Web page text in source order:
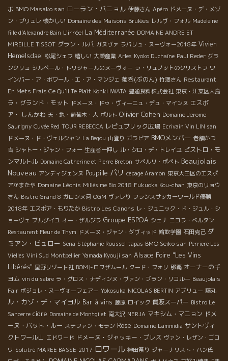
ボ BMO Masako san ローラン・バニョル 伊藤さん Apéro ドメーヌ・デ・メゾ
ン・ブリュレ 懐かしい Domaine des Maisons Brulées レルヴ・フォル Madeleine
fille d'Alexandre Bain L'irréel La Méditerranée DOMAINE ANDRE ET
MIREILLE TISSOT グラン・ルパ ガヌヴァ ラパリュ・ヌーヴォー2018年 Vivien
Hemelsdael 松尾シェフ 嬉しい 大榮産業 Arles Kyoko Duchaîne Paul Reder グラ
ンクリュ シルベール・トリシャールのヌーヴォー ラ・リュノットのクリストフ ワ
インバー・ア・ボワール・エ・ア・マンジェ 葡呑(ぶのん) 竹澤さん Restaurant
En Mets Frais Ce Qu'Il Te Plaît Kohki IWATA 豊通食料株式会社 東京・江東区大島
ラ・グランド・モット ドメーヌ・ドゥ・ヴィーニュ・デュ・マインヌ エスポ
ア・ しんかわ 天・地・葡萄木・人 ポルト Olivier Cohen Domaine Jerome
Saurigny Cuvée Red TOUR REBECCA レピュブリック広場 Ecrivain Vin LIN san
ドメーヌ・ド・ヴェルシャン La Begou 山登り ガラピア BMOメンバー 老舗かつ
吉 シャトー・ジャン・フォー 生産者一押し ル・クロ・デ・トレイユ ビストロ・モ
ンマルトル Domaine Catherine et Pierre Breton サぺルリ・ポぺト Beaujolais
Nouveau アンディジェンヌ Poupille パリ cepage Aramon 東京大田区のエスポ
アかまたや Domaine Léonis Millésime Bio 2018 Fukuoka Kou-chan 東京のリョウ
さん Bistro Grand 8 ガロンヌ河 OGM ヴァレり フランスサッカーワールド優勝
2018年 エスポア・もりたか Bistro Les Canons レ・ジュニック・ド・ジュル・シ
ョーヴェ ブルグイユ オー・ザルジラ Groupe ESPOA シェナ ニコラ・ベルタン
Restaurent Fleur de Thym ドメーヌ・ジャン・ダヴィッド 輪飲学園 石田克己 ダ
ミアン・ビュロー Sena Stéphanie Roussel tapas BMO Seiko san Perriere Les
Vielles Vini Sud Montpellier Yamada Kyouji san Alsace Foire "Les Vins
Libérés" 星野リゾート社 BOMトロワザムール クード・フォリ 那覇 オーナーのギ
ヨム vin du sabre ラ・グロス・ナディンヌ・ヴァン・ブラン・リコルー Beaujolais
Fair ボジョレ・ヌーヴォーフェアー Yokosuka NICOLAS BERTIN アブリュー 藤丸
ル・カゾ・デ・マイヨル Bar à vins 藤原 ロイック 質販スーパー Bistro Le
Sancerre cidre Domaine de Montgilet 南大沢 NERJA マキシム・マニョン ドメ
ーヌ・パット・ルー ステファン・モラン Rose Domaine Lammidia サントヴィ
クトワール山 エドワード ドメーヌ・ジャッキー・プレス ヴァン・レザン・ゴロ
ワ Solutré MAREE BASSE 2017 ロワール 神田祭り ジャーナリスト・ハン氏